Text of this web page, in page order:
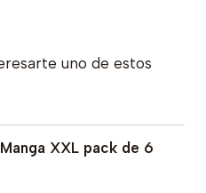
uno de estos
XXL pack de 6